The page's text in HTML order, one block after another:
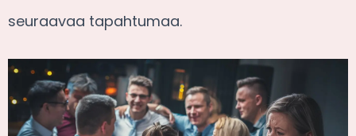
seuraavaa tapahtumaa.